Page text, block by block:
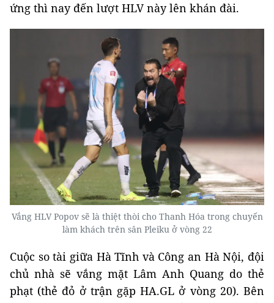
ứng thì nay đến lượt HLV này lên khán đài.
Vắng HLV Popov sẽ là thiệt thòi cho Thanh Hóa trong chuyến
làm khách trên sân Pleiku ở vòng 22
Cuộc so tài giữa Hà Tĩnh và Công an Hà Nội, đội
chủ nhà sẽ vắng mặt Lâm Anh Quang do thẻ
phạt (thẻ đỏ ở trận gặp HA.GL ở vòng 20). Bên